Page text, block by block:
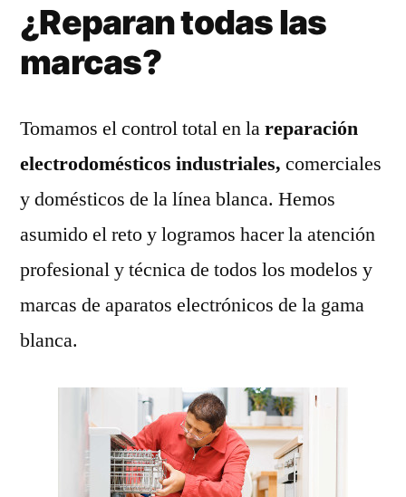
¿Reparan todas las
marcas?
Tomamos el control total en lareparación
electrodomésticos industriales, comerciales
y domésticos de la línea blanca. Hemos
asumido el reto y logramos hacer la atención
profesional y técnica de todos los modelos y
marcas de aparatos electrónicos de la gama
blanca.